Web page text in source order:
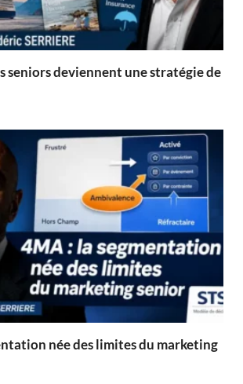
seniors deviennent une stratégie de
née des limites du marketing